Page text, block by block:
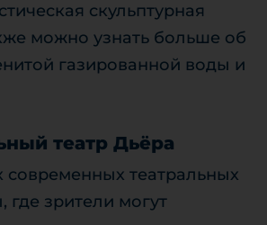
скульптурная
можно узнать больше об
газированной воды и
театр Дьёра
театральных
где зрители могут